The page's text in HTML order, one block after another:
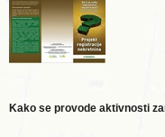
Kako se provode aktivnosti